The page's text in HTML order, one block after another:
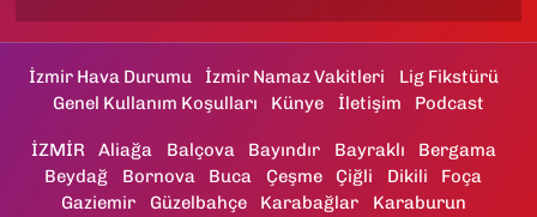
İzmir Hava Durumu İzmir Namaz Vakitleri
Lig Fikstürü
Genel Kullanım Koşulları
Künye İletişim Podcast
İZMİR Aliağa Balçova Bayındır Bayraklı
Bergama
Beydağ
Bornova Buca Çeşme Çiğli Dikili
Foça
Gaziemir
Güzelbahçe Karabağlar Karaburun